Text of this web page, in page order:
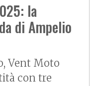
la
di Ampelio
Vent Moto
con tre